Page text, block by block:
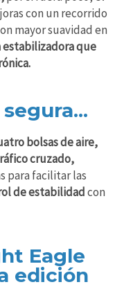
con un recorrido
mayor suavidad en
estabilizadora que
bolsas de aire,
cruzado,
para facilitar las
de estabilidadcon
Eagle
edición